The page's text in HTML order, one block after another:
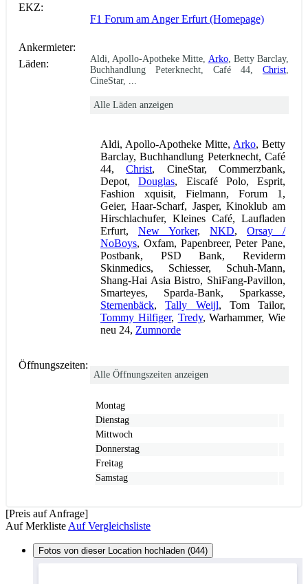
EKZ:
F1 Forum am Anger Erfurt (Homepage)
Ankermieter:
Läden:
Aldi, Apollo-Apotheke Mitte, Arko, Betty Barclay,
Buchhandlung Peterknecht, Café 44, Christ
CineStar, ...
Alle Läden anzeigen
Aldi, Apollo-Apotheke Mitte, Arko, Betty
Barclay, Buchhandlung Peterknecht, Café
44,Christ, CineStar, Commerzbank,
Depot,Douglas, Eiscafé Polo, Esprit,
Fashion xquisit, Fielmann, Forum 1,
Geier, Haar-Scharf, Jasper, Kinoklub am
Hirschlachufer, Kleines Café, Laufladen
Erfurt, New Yorker, NKD, Orsay /
NoBoys, Oxfam, Papenbreer, Peter Pane,
Postbank, PSD Bank, Reviderm
Skinmedics, Schiesser, Schuh-Mann,
Shang-Hai Asia Bistro, ShiFang-Pavillon,
Smarteyes, Sparda-Bank, Sparkasse,
Sternenbäck,Tally Weijl, Tom Tailor,
Tommy Hilfiger, Tredy, Warhammer, Wie
neu 24, Zumnorde
Öffnungszeiten:
Alle Öffnungszeiten anzeigen
Montag
Dienstag
Mittwoch
Donnerstag
Freitag
Samstag
[Preis auf Anfrage]
Auf Merkliste Auf Vergleichsliste
Fotos von dieser Location hochladen (044)